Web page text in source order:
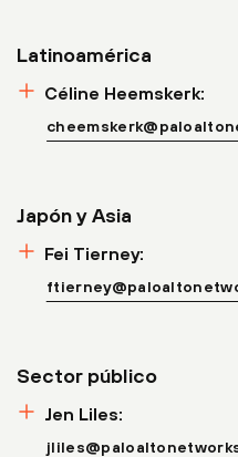
Latinoamérica
Céline Heemskerk:
Japón y Asia
Fei Tierney:
Sector público
Jen Liles: